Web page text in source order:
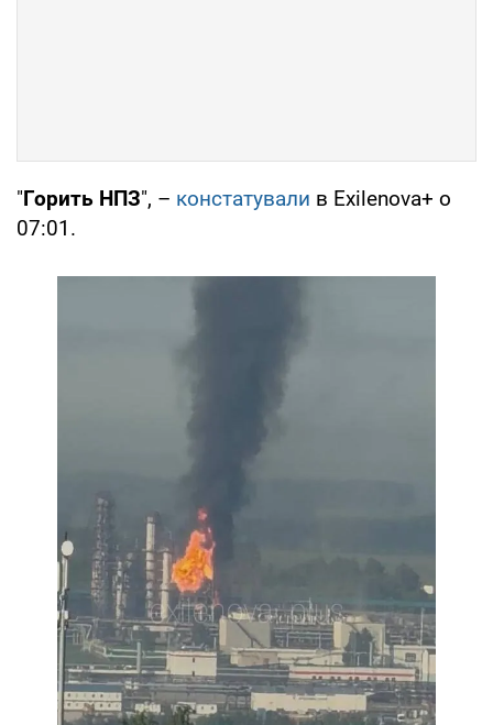
"Горить НПЗ", – констатували в Exilenova+ о
07:01.